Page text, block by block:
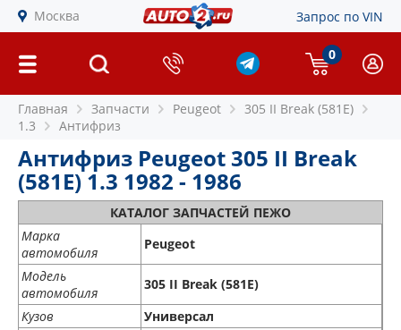
Москва Запрос по VIN
0
Главная Запчасти Peugeot
305 II Break (581E)
1.3
Антифриз
Антифриз Peugeot 305 II Break
(581E) 1.3 1982 - 1986
КАТАЛОГ ЗАПЧАСТЕЙ ПЕЖО
Марка
автомобиля
Peugeot
Модель
автомобиля
305 II Break (581E)
Кузов
Универсал